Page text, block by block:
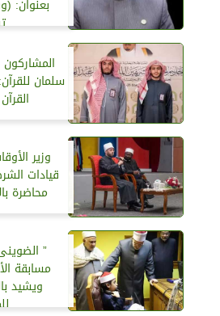
بعنوان:
سلمان
وزير
قيادات
محاضرة
”
مسابقة
ويشيد